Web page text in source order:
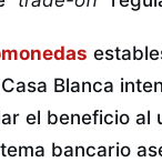
Blanca
el beneficio al
bancario